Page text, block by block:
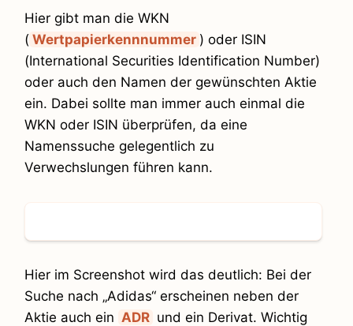
Hier gibt man die WKN
( Wertpapierkennnummer ) oder ISIN
(International Securities Identification Number)
oder auch den Namen der gewünschten Aktie
ein. Dabei sollte man immer auch einmal die
WKN oder ISIN überprüfen, da eine
Namenssuche gelegentlich zu
Verwechslungen führen kann.
Hier im Screenshot wird das deutlich: Bei der
Suche nach „Adidas“ erscheinen neben der
Aktie auch ein ADR und ein Derivat. Wichtig